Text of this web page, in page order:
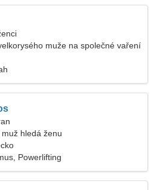
muže na společné vaření
hledá ženu
Powerlifting